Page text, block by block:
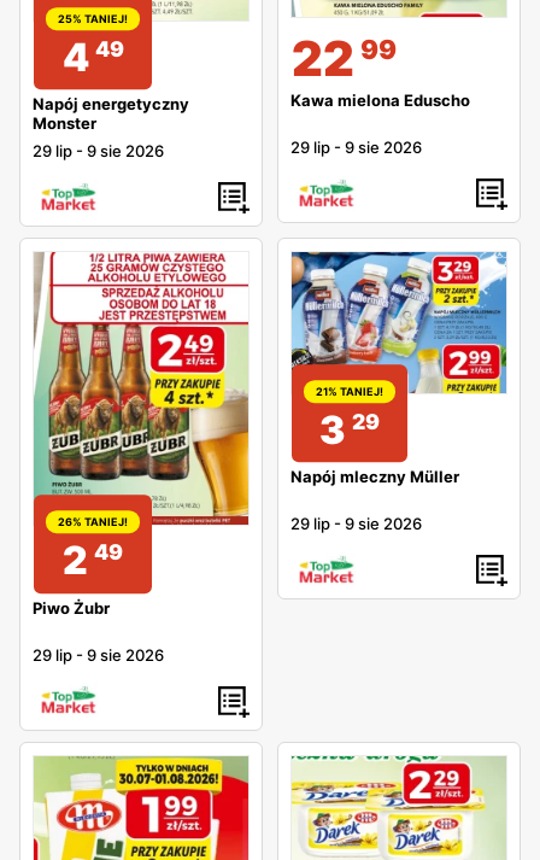
25% TANIEJ!
4 49
Napój energetyczny
Monster
29 lip -9 sie 2026
22 99
Kawa mielona Eduscho
29 lip -9 sie 2026
26% TANIEJ!
2 49
Piwo Żubr
29 lip -9 sie 2026
21% TANIEJ!
3 29
Napój mleczny Müller
29 lip -9 sie 2026